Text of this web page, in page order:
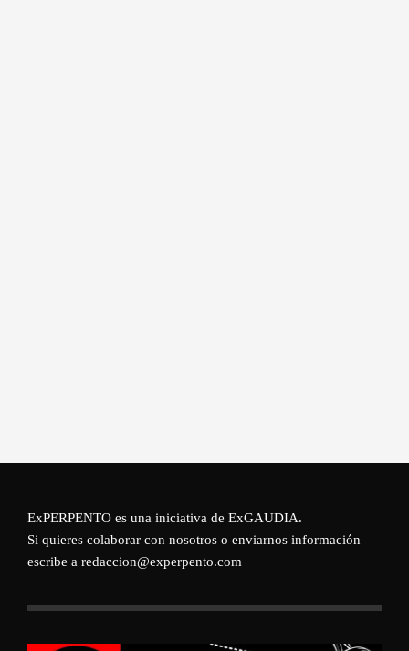
ExPERPENTO es una iniciativa de ExGAUDIA.
Si quieres colaborar con nosotros o enviarnos información
escribe a redaccion@experpento.com